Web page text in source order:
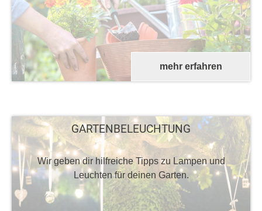
mehr erfahren
GARTENBELEUCHTUNG
Wir geben dir hilfreiche Tipps zu Lampen und
Leuchten für deinen Garten.